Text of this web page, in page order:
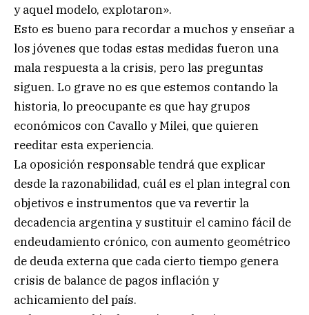
y aquel modelo, explotaron».
Esto es bueno para recordar a muchos y enseñar a
los jóvenes que todas estas medidas fueron una
mala respuesta a la crisis, pero las preguntas
siguen. Lo grave no es que estemos contando la
historia, lo preocupante es que hay grupos
económicos con Cavallo y Milei, que quieren
reeditar esta experiencia.
La oposición responsable tendrá que explicar
desde la razonabilidad, cuál es el plan integral con
objetivos e instrumentos que va revertir la
decadencia argentina y sustituir el camino fácil de
endeudamiento crónico, con aumento geométrico
de deuda externa que cada cierto tiempo genera
crisis de balance de pagos inflación y
achicamiento del país.